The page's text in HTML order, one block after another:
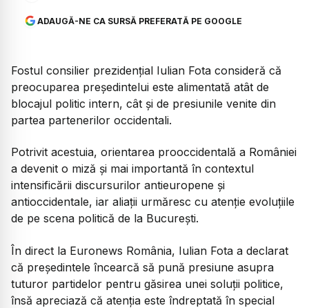
ADAUGĂ-NE CA SURSĂ PREFERATĂ PE GOOGLE
Fostul consilier prezidențial Iulian Fota consideră că
preocuparea președintelui este alimentată atât de
blocajul politic intern, cât și de presiunile venite din
partea partenerilor occidentali.
Potrivit acestuia, orientarea prooccidentală a României
a devenit o miză și mai importantă în contextul
intensificării discursurilor antieuropene și
antioccidentale, iar aliații urmăresc cu atenție evoluțiile
de pe scena politică de la București.
În direct la Euronews România, Iulian Fota a declarat
că președintele încearcă să pună presiune asupra
tuturor partidelor pentru găsirea unei soluții politice,
însă apreciază că atenția este îndreptată în special